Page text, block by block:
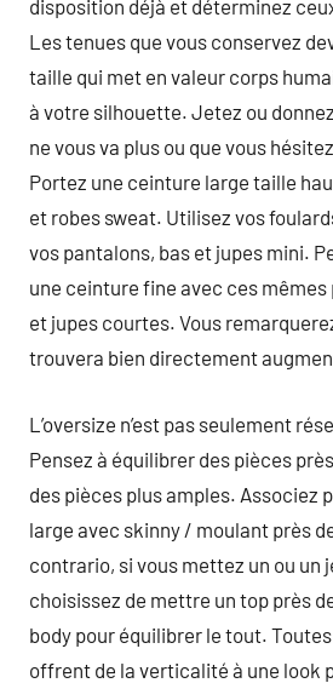
disposition déjà et déterminez
Les tenues que vous conservez
taille qui met en valeur corps
à votre silhouette. Jetez ou
ne vous va plus ou que vous
Portez une ceinture large taille
et robes sweat. Utilisez vos
vos pantalons, bas et jupes mini.
une ceinture fine avec ces
et jupes courtes. Vous
trouvera bien directement
L’oversize n’est pas seulement
Pensez à équilibrer des pièces
des pièces plus amples. Associez
large avec skinny / moulant près
contrario, si vous mettez un ou un
choisissez de mettre un top près
body pour équilibrer le tout.
offrent de la verticalité à une look